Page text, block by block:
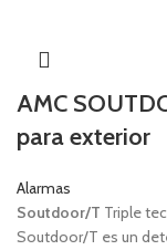
AMC
para exterior
Alarmas
Soutdoor/T Triple
Soutdoor/T es un